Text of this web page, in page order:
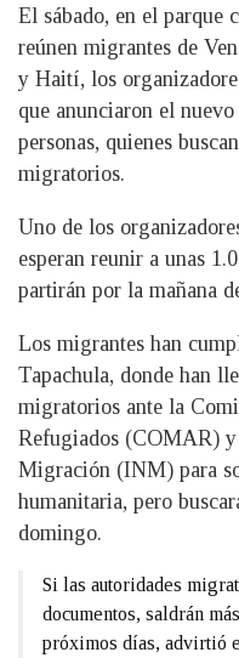
El sábado, en el parque
reúnen migrantes de
y Haití, los
que anunciaron el
personas, quienes
migratorios.
Uno de los
esperan reunir a unas
partirán por la mañana
Los migrantes han
Tapachula, donde han
migratorios ante la
Refugiados (COMAR)
Migración (INM) para
humanitaria, pero
domingo.
Si las autoridades
documentos, saldrán
próximos días, advirtió